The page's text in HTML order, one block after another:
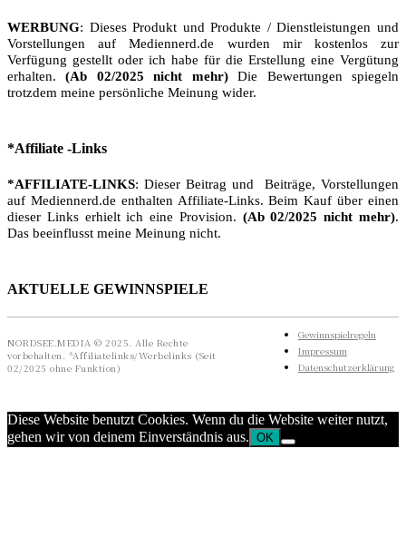
WERBUNG: Dieses Produkt und Produkte / Dienstleistungen und
Vorstellungen auf Mediennerd.de wurden mir kostenlos zur
Verfügung gestellt oder ich habe für die Erstellung eine Vergütung
erhalten.(Ab 02/2025 nicht mehr)Die Bewertungen spiegeln
trotzdem meine persönliche Meinung wider.
*Affiliate -Links
*AFFILIATE-LINKS: Dieser Beitrag und Beiträge, Vorstellungen
auf Mediennerd.de enthalten Affiliate-Links. Beim Kauf über einen
dieser Links erhielt ich eine Provision. (Ab 02/2025 nicht mehr).
Das beeinflusst meine Meinung nicht.
AKTUELLE GEWINNSPIELE
NORDSEE.MEDIA © 2025. Alle Rechte
vorbehalten. *Affiliatelinks/Werbelinks (Seit
02/2025 ohne Funktion)
Gewinnspielregeln
Impressum
Datenschutzerklärung
Diese Website benutzt Cookies. Wenn du die Website weiter nutzt,
gehen wir von deinem Einverständnis aus. OK